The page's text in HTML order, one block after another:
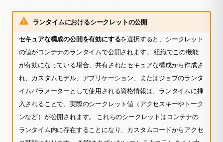
ランタイムにおけるシークレットの公開
セキュアな構成の公開を有効にするを選択すると、シークレット
の値がコンテナのランタイムで公開されます。 組織でこの機能
が有効になっている場合、共有されたセキュアな構成から作成さ
れ、カスタムモデル、アプリケーション、またはジョブのランタ
イムパラメーターとして使用される資格情報は、ランタイムに挿
入されることで、実際のシークレット値（アクセスキーやトーク
ンなど）が公開されます。 これらのシークレットはコンテナの
ランタイム内に存在することになり、カスタムコードからアクセ